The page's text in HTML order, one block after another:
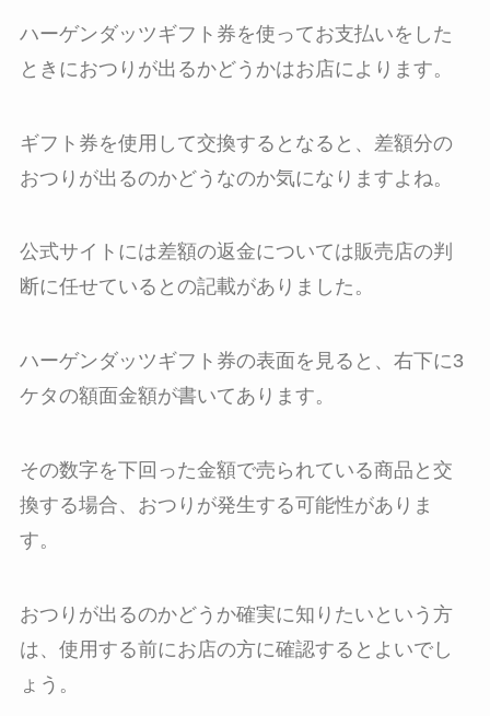
ハーゲンダッツギフト券を使ってお支払いをした
ときにおつりが出るかどうかはお店によります。
ギフト券を使用して交換するとなると、差額分の
おつりが出るのかどうなのか気になりますよね。
公式サイトには差額の返金については販売店の判
断に任せているとの記載がありました。
ハーゲンダッツギフト券の表面を見ると、右下に3
ケタの額面金額が書いてあります。
その数字を下回った金額で売られている商品と交
換する場合、おつりが発生する可能性がありま
す。
おつりが出るのかどうか確実に知りたいという方
は、使用する前にお店の方に確認するとよいでし
ょう。